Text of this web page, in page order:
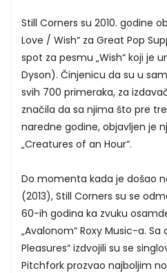
Still Corners su 2010. godine
Love / Wish“ za Great Pop
spot za pesmu „Wish“ koji je
Dyson). Činjenicu da su u
svih 700 primeraka, za
značila da sa njima što pre
naredne godine, objavljen je
„Creatures of an Hour“.
Do momenta kada je došao
(2013), Still Corners su se
60-ih godina ka zvuku
„Avalonom“ Roxy Music-a. Sa
Pleasures“ izdvojili su se
Pitchfork prozvao najboljim